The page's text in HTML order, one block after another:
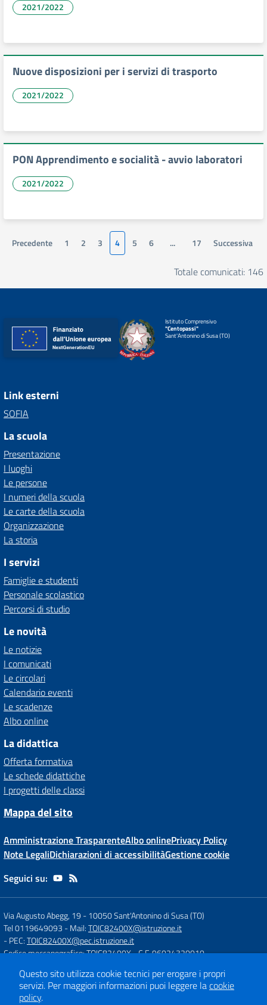
2021/2022
Nuove disposizioni per i servizi di trasporto
2021/2022
PON Apprendimento e socialità - avvio laboratori
2021/2022
Precedente 1 2 3 4 5 6 ... 17 Successiva
Totale comunicati: 146
Istituto Comprensivo
"Centopassi"
Sant'Antonino di Susa (TO)
Link esterni
SOFIA
La scuola
Presentazione
I luoghi
Le persone
I numeri della scuola
Le carte della scuola
Organizzazione
La storia
I servizi
Famiglie e studenti
Personale scolastico
Percorsi di studio
Le novità
Le notizie
I comunicati
Le circolari
Calendario eventi
Le scadenze
Albo online
La didattica
Offerta formativa
Le schede didattiche
I progetti delle classi
Mappa del sito
Amministrazione TrasparenteAlbo onlinePrivacy Policy
Note LegaliDichiarazioni di accessibilitàGestione cookie
Seguici su:
Via Augusto Abegg, 19 -10050 Sant'Antonino di Susa (TO)
Tel 0119649093 - Mail:TOIC82400X@istruzione.it
- PEC:TOIC82400X@pec.istruzione.it
Codice meccanografico: TOIC82400X- C.F. 96024320010
Concept & Design by
Designers Italia
Questo sito utilizza cookie tecnici per erogare i propri
servizi. Per maggiori informazioni puoi leggere lacookie
policy.